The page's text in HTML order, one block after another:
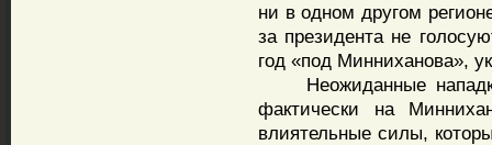
ни в одном другом
за президента не
год «под Минниханова»,
Неожиданные нападки
фактически на
влиятельные силы,